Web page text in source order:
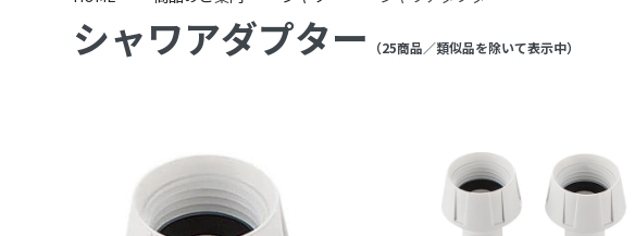
シャワアダプター （25商品／類似品を除いて表示中）